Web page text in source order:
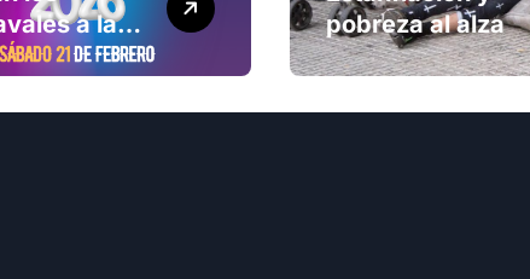
a la
pobreza al alza